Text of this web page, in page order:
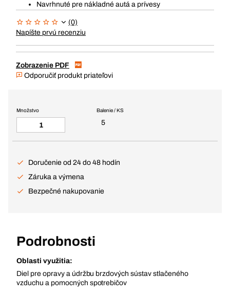
Navrhnuté pre nákladné autá a prívesy
(0)
Napíšte prvú recenziu
Zobrazenie PDF
Odporučiť produkt priateľovi
Balenie / KS
5
Množstvo
Doručenie od 24 do 48 hodín
Záruka a výmena
Bezpečné nakupovanie
Podrobnosti
Oblasti využitia:
Diel pre opravy a údržbu brzdových sústav stlačeného
vzduchu a pomocných spotrebičov